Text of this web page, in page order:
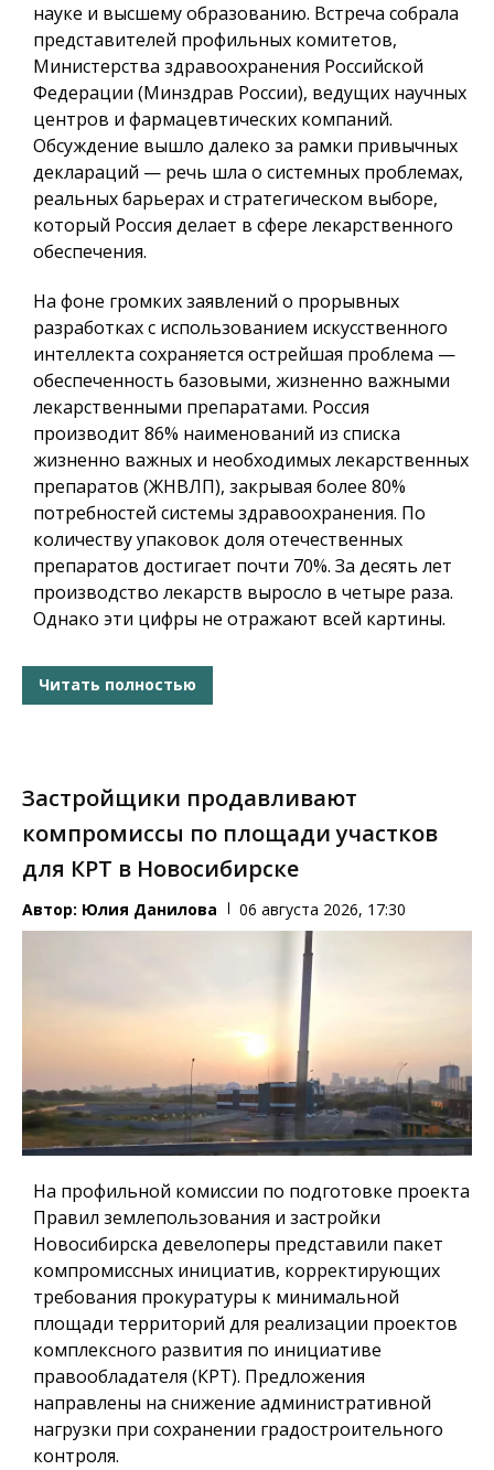
науке и высшему образованию. Встреча собрала
представителей профильных комитетов,
Министерства здравоохранения Российской
Федерации (Минздрав России), ведущих научных
центров и фармацевтических компаний.
Обсуждение вышло далеко за рамки привычных
деклараций — речь шла о системных проблемах,
реальных барьерах и стратегическом выборе,
который Россия делает в сфере лекарственного
обеспечения.
На фоне громких заявлений о прорывных
разработках с использованием искусственного
интеллекта сохраняется острейшая проблема —
обеспеченность базовыми, жизненно важными
лекарственными препаратами. Россия
производит 86% наименований из списка
жизненно важных и необходимых лекарственных
препаратов (ЖНВЛП), закрывая более 80%
потребностей системы здравоохранения. По
количеству упаковок доля отечественных
препаратов достигает почти 70%. За десять лет
производство лекарств выросло в четыре раза.
Однако эти цифры не отражают всей картины.
Читать полностью
Застройщики продавливают
компромиссы по площади участков
для КРТ в Новосибирске
Автор: Юлия Данилова 06 августа 2026, 17:30
На профильной комиссии по подготовке проекта
Правил землепользования и застройки
Новосибирска девелоперы представили пакет
компромиссных инициатив, корректирующих
требования прокуратуры к минимальной
площади территорий для реализации проектов
комплексного развития по инициативе
правообладателя (КРТ). Предложения
направлены на снижение административной
нагрузки при сохранении градостроительного
контроля.